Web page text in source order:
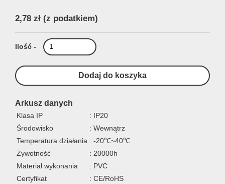
2,78 zł (z podatkiem)
Ilość -
Arkusz danych
Klasa IP
: IP20
Środowisko
: Wewnątrz
Temperatura działania : -20℃~40℃
Żywotność
: 20000h
Materiał wykonania
: PVC
Certyfikat
: CE/RoHS